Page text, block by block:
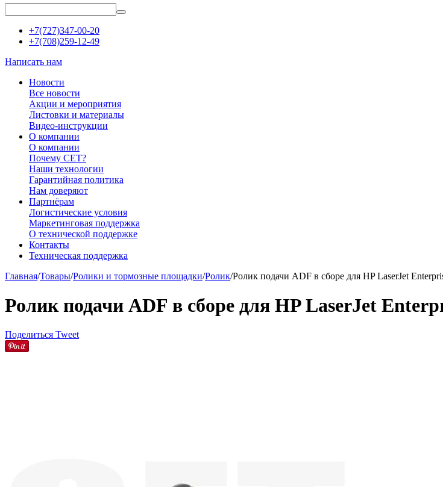
+7(727)347-00-20
+7(708)259-12-49
Написать нам
Новости
Все новости
Акции и мероприятия
Листовки и материалы
Видео-инструкции
О компании
О компании
Почему CET?
Наши технологии
Гарантийная политика
Нам доверяют
Партнёрам
Логистические условия
Маркетинговая поддержка
О технической поддержке
Контакты
Техническая поддержка
Главная/Товары/Ролики и тормозные площадки/Ролик/Ролик подачи ADF в сборе для HP LaserJet
Ролик подачи ADF в сборе для HP LaserJet
Поделиться Tweet